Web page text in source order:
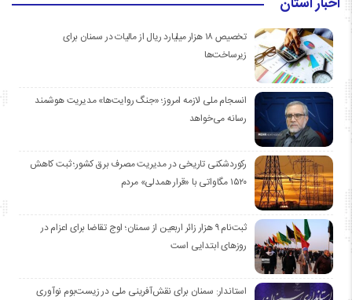
تخصیص ۱۸ هزار میلیارد ریال از مالیات در سمنان برای
زیرساخت‌ها
انسجام ملی لازمه امروز؛ «جنگ روایت‌ها» مدیریت هوشمند
رسانه می‌خواهد
رکوردشکنی تاریخی در مدیریت مصرف برق کشور؛ ثبت کاهش
۱۵۲۰ مگاواتی با «قرار همدلی» مردم
ثبت‌نام ۹ هزار زائر اربعین از سمنان؛ اوج تقاضا برای اعزام در
روزهای ابتدایی است
استاندار: سمنان برای نقش‌آفرینی ملی در زیست‌بوم نوآوری